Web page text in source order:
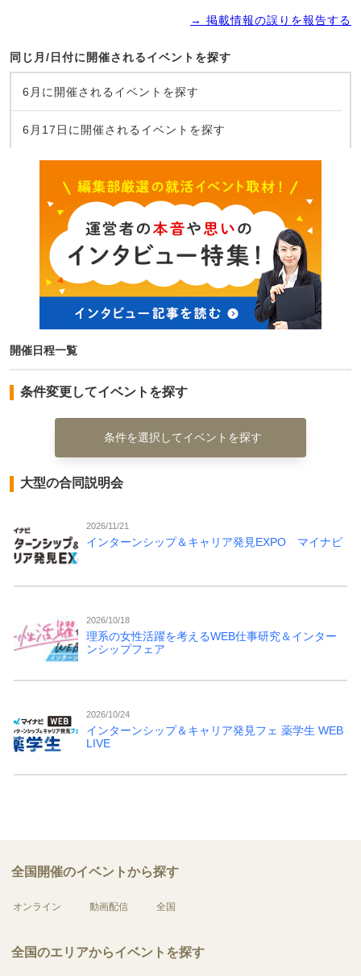
→ 掲載情報の誤りを報告する
同じ月/日付に開催されるイベントを探す
6月に開催されるイベントを探す
6月17日に開催されるイベントを探す
開催日程一覧
条件変更してイベントを探す
条件を選択してイベントを探す
大型の合同説明会
2026/11/21
インターンシップ＆キャリア発見EXPO マイナビ
2026/10/18
理系の女性活躍を考えるWEB仕事研究＆インター
ンシップフェア
2026/10/24
インターンシップ＆キャリア発見フェ 薬学生 WEB
LIVE
全国開催のイベントから探す
オンライン 動画配信 全国
全国のエリアからイベントを探す